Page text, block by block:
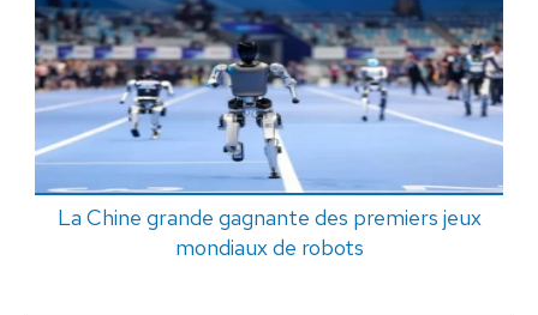
La Chine grande gagnante des premiers jeux
mondiaux de robots